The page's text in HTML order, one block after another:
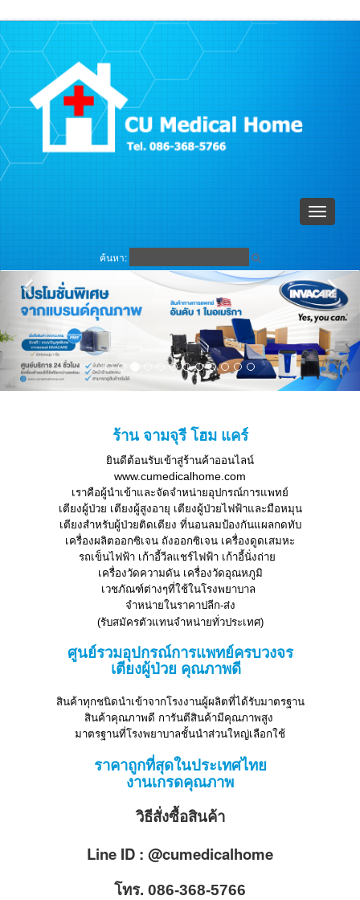
Toggle
ค้นหา:
ร้าน จามจุรี โฮม แคร์
ยินดีต้อนรับเข้าสู่ร้านค้าออนไลน์
www.cumedicalhome.com
เราคือผู้นำเข้าและจัดจำหน่ายอุปกรณ์การแพทย์
เตียงผู้ป่วย เตียงผู้สูงอายุ เตียงผู้ป่วยไฟฟ้าและมือหมุน
เตียงสำหรับผู้ป่วยติดเตียง ที่นอนลมป้องกันแผลกดทับ
เครื่องผลิตออกซิเจน ถังออกซิเจน เครื่องดูดเสมหะ
รถเข็นไฟฟ้า เก้าอี้วีลแชร์ไฟฟ้า เก้าอี้นั่งถ่าย
เครื่องวัดความดัน เครื่องวัดอุณหภูมิ
เวชภัณฑ์ต่างๆที่ใช้ในโรงพยาบาล
จำหน่ายในราคาปลีก-ส่ง
(รับสมัครตัวแทนจำหน่ายทั่วประเทศ)
ศูนย์รวมอุปกรณ์การแพทย์ครบวงจร
เตียงผู้ป่วย คุณภาพดี
สินค้าทุกชนิดนำเข้าจากโรงงานผู้ผลิตที่ได้รับมาตรฐาน
สินค้าคุณภาพดี การันตีสินค้ามีคุณภาพสูง
มาตรฐานที่โรงพยาบาลชั้นนำส่วนใหญ่เลือกใช้
ราคาถูกที่สุดในประเทศไทย
งานเกรดคุณภาพ
วิธีสั่งซื้อสินค้า
Line ID : @cumedicalhome
โทร. 086-368-5766